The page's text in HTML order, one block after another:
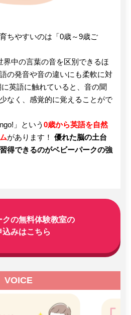
ちやすいのは「0歳～9歳ご
界中の言葉の音を区別できるほ
の発音や音の違いにも柔軟に対
英語に触れていると、音の聞
なく、感覚的に覚えることがで
」という0歳から英語を自然
があります！優れた脳の土台
得できるのがベビーパークの強
クの無料体験教室の
込みはこちら
VOICE